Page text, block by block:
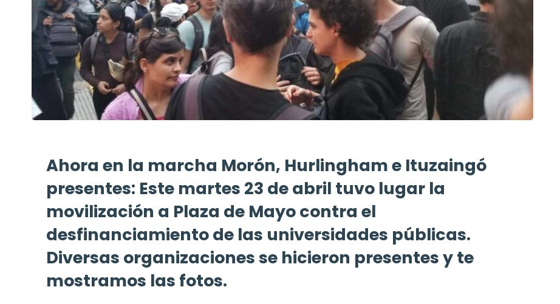
Ahora en la marcha Morón, Hurlingham e Ituzaingó
presentes: Este martes 23 de abril tuvo lugar la
movilización a Plaza de Mayo contra el
desfinanciamiento de las universidades públicas.
Diversas organizaciones se hicieron presentes y te
mostramos las fotos.